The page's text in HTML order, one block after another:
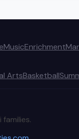
MusicEnrichment
ArtsBasketball
families.